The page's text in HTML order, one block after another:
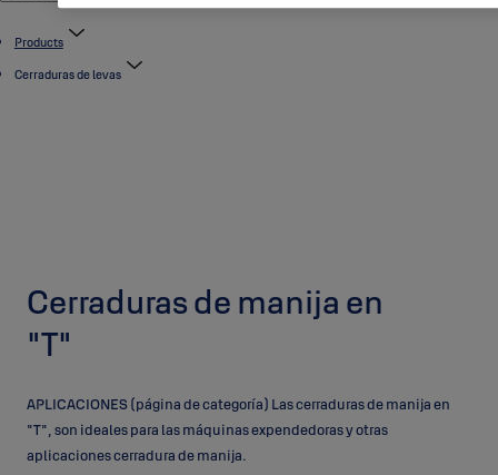
Products
Cerraduras de levas
Cerraduras de manija en
"T"
APLICACIONES (página de categoría) Las cerraduras de manija en
"T", son ideales para las máquinas expendedoras y otras
aplicaciones cerradura de manija.